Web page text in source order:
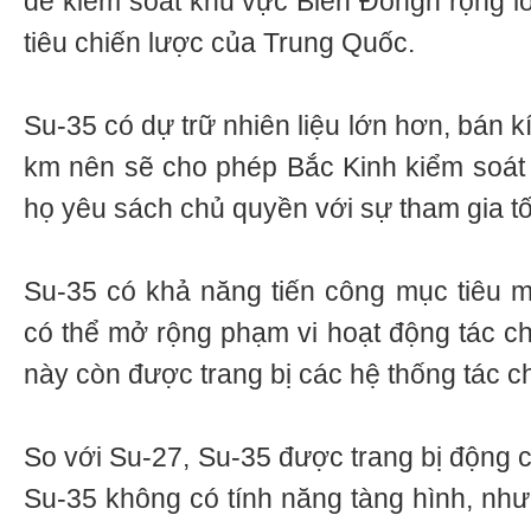
tiêu chiến lược của Trung Quốc.
Su-35 có dự trữ nhiên liệu lớn hơn, bán
km nên sẽ cho phép Bắc Kinh kiểm
họ yêu sách chủ quyền với sự tham gia
Su-35 có khả năng tiến công mục tiêu
có thể mở rộng phạm vi hoạt động tác
này còn được trang bị các hệ thống tác
So với Su-27, Su-35 được trang bị động
Su-35 không có tính năng tàng hình,